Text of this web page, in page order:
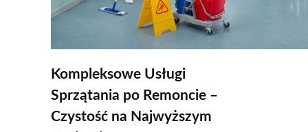
Kompleksowe Usługi
Sprzątania po Remoncie –
Czystość na Najwyższym